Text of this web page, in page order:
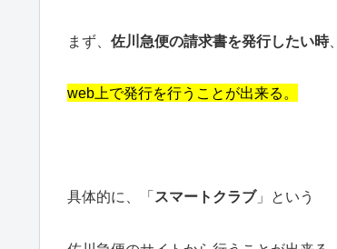
まず、 佐川急便の請求書を発行したい時、
web上で発行を行うことが出来る。
具体的に、「 スマートクラブ」という